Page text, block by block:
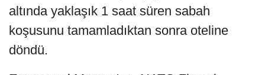
altında yaklaşık 1 saat süren sabah
koşusunu tamamladıktan sonra oteline
döndü.